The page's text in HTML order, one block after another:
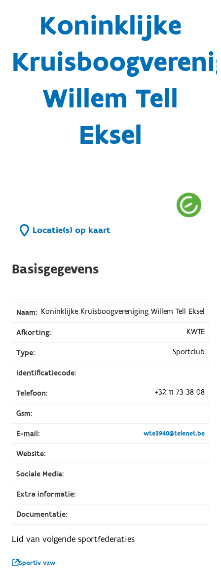
Koninklijke
Willem Tell
Eksel
Locatie(s) op kaart
Basisgegevens
Naam: Koninklijke Kruisboogvereniging Willem Tell Eksel
Afkorting: KWTE
Type: Sportclub
Identificatiecode:
Telefoon: +32 11 73 38 08
Gsm:
E-mail: wte3940@telenet.be
Website:
Sociale Media:
Extra informatie:
Documentatie:
Lid van volgende sportfederaties
Sportiv vzw